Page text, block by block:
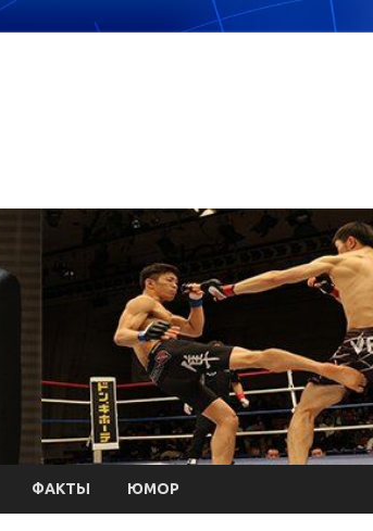
ФАКТЫ ЮМОР